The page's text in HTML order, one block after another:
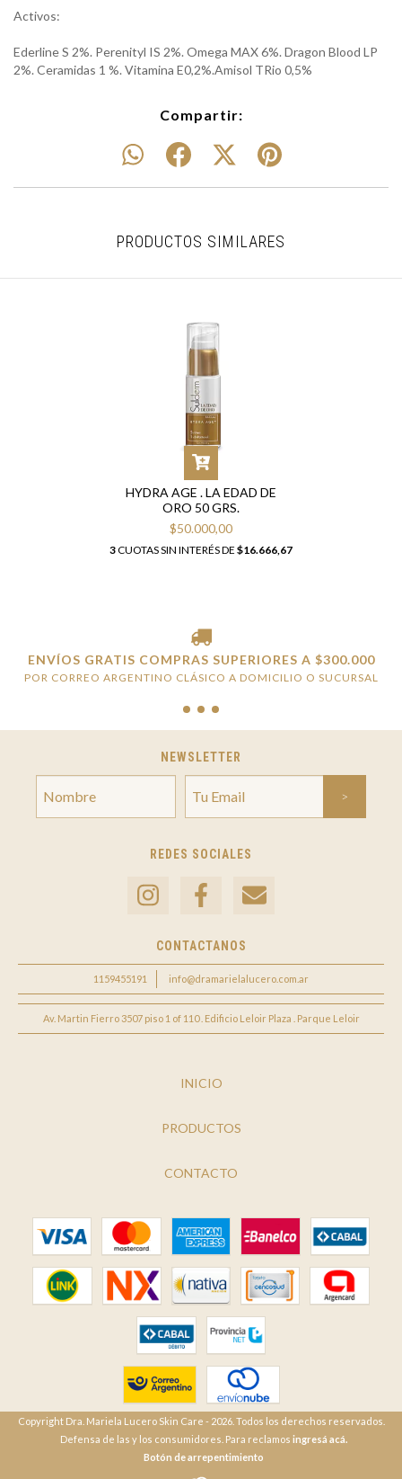
Activos:
Ederline S 2%. Perenityl IS 2%. Omega MAX 6%. Dragon Blood LP
2%. Ceramidas 1 %. Vitamina E0,2%.Amisol TRio 0,5%
Compartir:
PRODUCTOS SIMILARES
HYDRA AGE . LA EDAD DE
ORO 50 GRS.
$50.000,00
3CUOTAS SIN INTERÉS DE $16.666,67
ENVÍOS GRATIS COMPRAS SUPERIORES A $300.000
POR CORREO ARGENTINO CLÁSICO A DOMICILIO O SUCURSAL
NEWSLETTER
REDES SOCIALES
CONTACTANOS
1159455191 info@dramarielalucero.com.ar
Av. Martin Fierro 3507 piso 1 of 110 . Edificio Leloir Plaza . Parque Leloir
INICIO
PRODUCTOS
CONTACTO
Copyright Dra. Mariela Lucero Skin Care - 2026. Todos los derechos reservados.
Defensa de las y los consumidores. Para reclamos ingresá acá.
Botón de arrepentimiento